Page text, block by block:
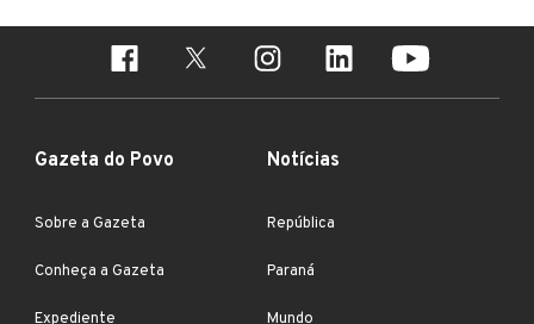
Gazeta do Povo
Sobre a Gazeta
Conheça a Gazeta
Expediente
Notícias
República
Paraná
Mundo